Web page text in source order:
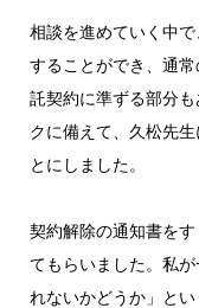
相談を進めていく中
することができ、通
託契約に準ずる部分
クに備えて、久松先
とにしました。
契約解除の通知書を
てもらいました。私
れないかどうか」と